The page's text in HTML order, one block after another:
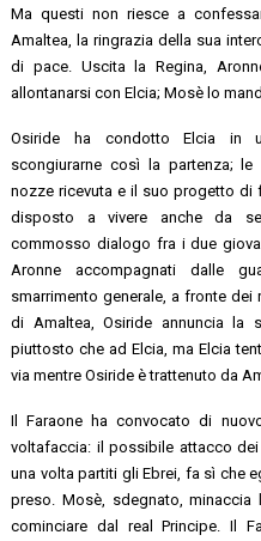
Ma questi non riesce a
Amaltea, la ringrazia della sua
di pace. Uscita la Regina,
allontanarsi con Elcia; Mosè lo
Osiride ha condotto Elcia in
scongiurarne così la partenza;
nozze ricevuta e il suo progetto di
disposto a vivere anche da
commosso dialogo fra i due
Aronne accompagnati dalle
smarrimento generale, a fronte
di Amaltea, Osiride annuncia la
piuttosto che ad Elcia, ma Elcia
via mentre Osiride è trattenuto da
Il Faraone ha convocato di
voltafaccia: il possibile attacco dei
una volta partiti gli Ebrei, fa sì che
preso. Mosè, sdegnato,
cominciare dal real Principe. Il